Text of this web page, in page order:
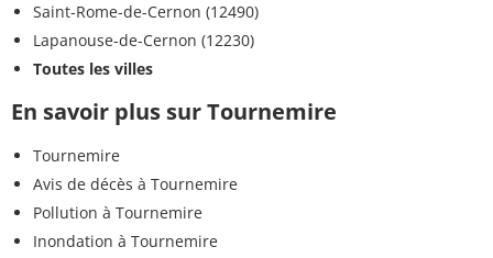
Saint-Rome-de-Cernon (12490)
Lapanouse-de-Cernon (12230)
Toutes les villes
En savoir plus sur Tournemire
Tournemire
Avis de décès à Tournemire
Pollution à Tournemire
Inondation à Tournemire